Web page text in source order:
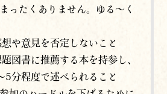
ったくありません。ゆる～く
や意見を否定しないこと
図書に推薦する本を持参し、
5分程度で述べられること